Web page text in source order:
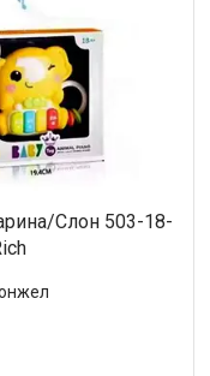
Слон 503-18-